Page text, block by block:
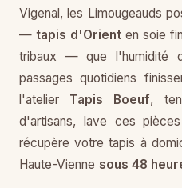
Vigenal, les Limougeauds possèdent des tapis de valeur
— tapis d'Orient en soie
tribaux — que l'humidité de la Haute-Vienne et les
passages quotidiens finissent par
l'atelier Tapis Boeuf,
d'artisans, lave ces pièces entièrement à la main et
récupère votre tapis à
Haute-Vienne sous 48